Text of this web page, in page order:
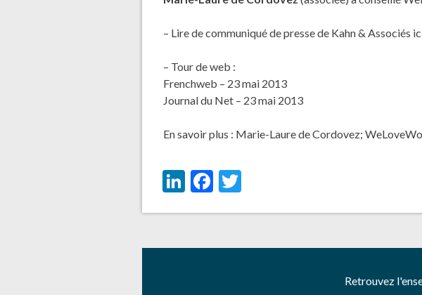
– Lire de communiqué de presse de Kahn & Associés
– Tour de web :
Frenchweb – 23 mai 2013
Journal du Net – 23 mai 2013
En savoir plus : Marie-Laure de Cordovez;
LinkedIn
Facebook
Retrouvez